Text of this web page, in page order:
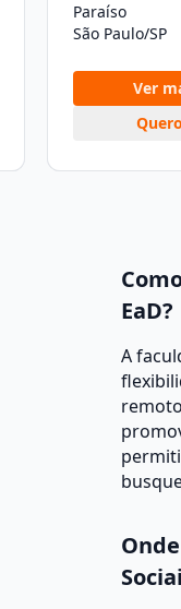
Paraíso
São Paulo/SP
Ver
EaD?
A